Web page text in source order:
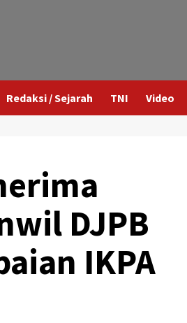
Redaksi / Sejarah TNI Video
DJPB
IKPA